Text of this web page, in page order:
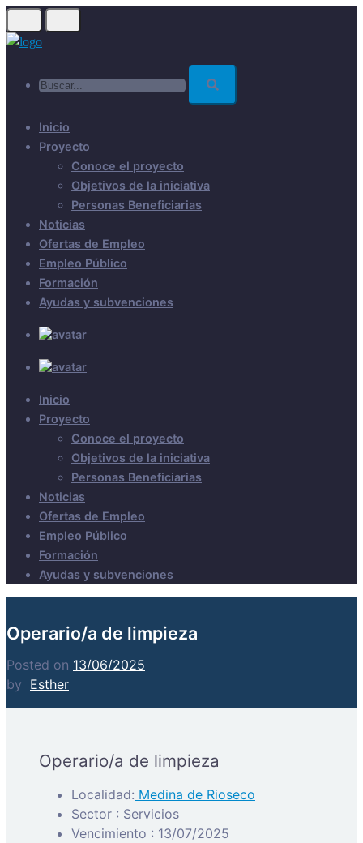
Skip
to
Inicio
Proyecto
Conoce el proyecto
Objetivos de la iniciativa
Personas Beneficiarias
Noticias
Ofertas de Empleo
Empleo Público
Formación
Ayudas y subvenciones
Inicio
Proyecto
Conoce el proyecto
Objetivos de la iniciativa
Personas Beneficiarias
Noticias
Ofertas de Empleo
Empleo Público
Formación
Ayudas y subvenciones
Operario/a de limpieza
Posted on 13/06/2025
by Esther
Operario/a de limpieza
Localidad: Medina de Rioseco
Sector : Servicios
Vencimiento : 13/07/2025